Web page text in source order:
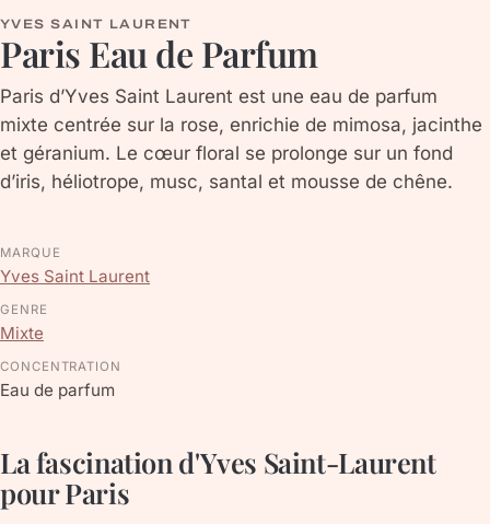
YVES SAINT LAURENT
Paris Eau de Parfum
Paris d’Yves Saint Laurent est une eau de parfum
mixte centrée sur la rose, enrichie de mimosa, jacinthe
et géranium. Le cœur floral se prolonge sur un fond
d’iris, héliotrope, musc, santal et mousse de chêne.
MARQUE
Yves Saint Laurent
GENRE
Mixte
CONCENTRATION
Eau de parfum
La fascination d'Yves Saint-Laurent
pour Paris